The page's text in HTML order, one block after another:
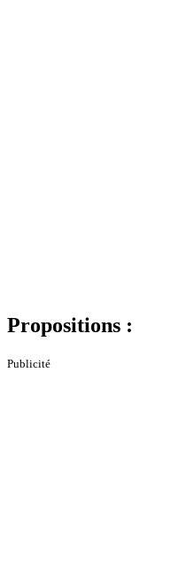
Propositions :
Publicité